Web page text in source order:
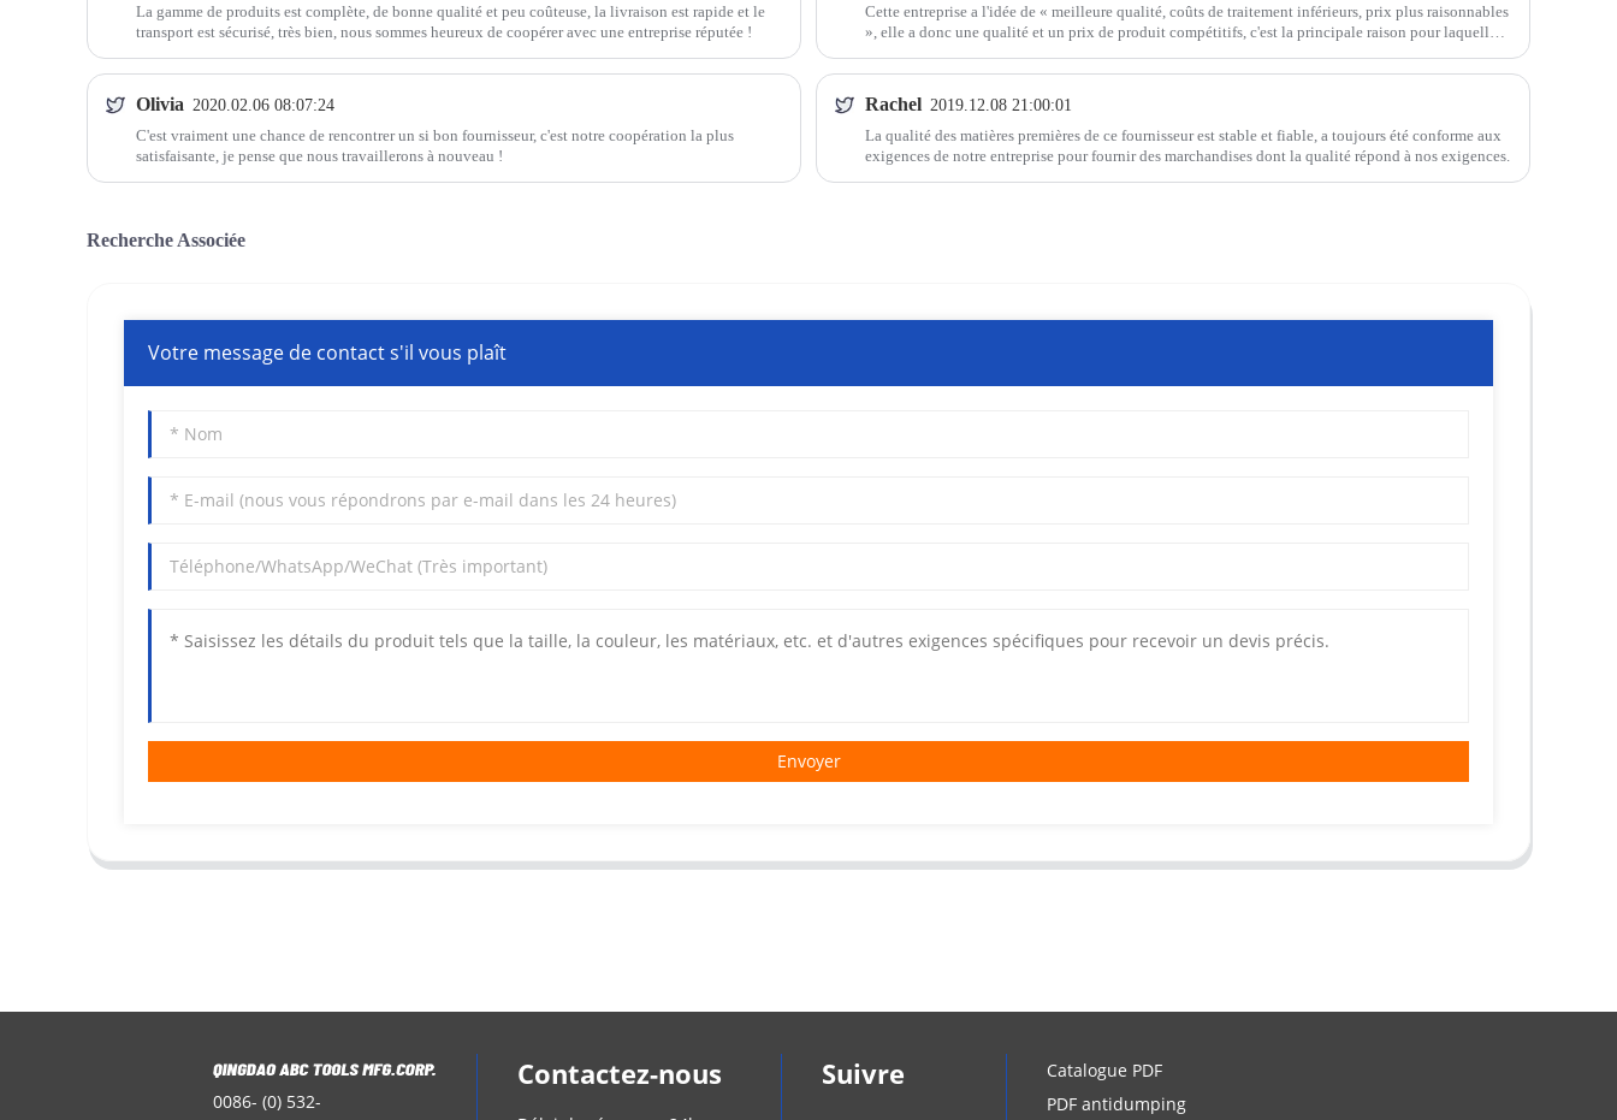
La gamme de produits est complète, de bonne qualité et peu coûteuse, la livraison est rapide et le
transport est sécurisé, très bien, nous sommes heureux de coopérer avec une entreprise réputée !
Cette entreprise a l'idée de « meilleure qualité, coûts de traitement inférieurs, prix plus raisonnables
», elle a donc une qualité et un prix de produit compétitifs, c'est la principale raison pour laquelle
Olivia 2020.02.06 08:07:24
C'est vraiment une chance de rencontrer un si bon fournisseur, c'est notre coopération la plus
satisfaisante, je pense que nous travaillerons à nouveau !
Rachel 2019.12.08 21:00:01
La qualité des matières premières de ce fournisseur est stable et fiable, a toujours été conforme aux
exigences de notre entreprise pour fournir des marchandises dont la qualité répond à nos exigences.
Recherche Associée
Votre message de contact s'il vous plaît
Envoyer
0086- (0) 532-
Contactez-nous Suivre
Catalogue PDF
PDF antidumping